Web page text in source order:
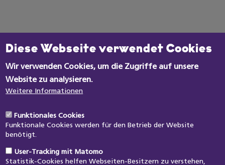
JETZT ANMELDEN
Unsere Themen
JAV-Arbeit
Hilfreiches
Diese Webseite verwendet Cookies
Wir verwenden Cookies, um die Zugriffe auf unsere
Website zu analysieren.
Weitere Informationen
Funktionales Cookies
Funktionale Cookies werden für den Betrieb der Website
benötigt.
User-Tracking mit Matomo
Statistik-Cookies helfen Webseiten-Besitzern zu verstehen,